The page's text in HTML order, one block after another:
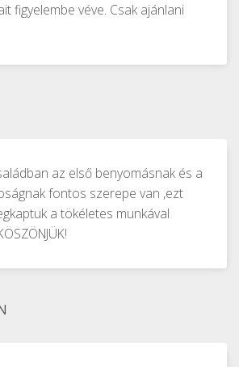
figyelembe véve. Csak ajánlani
az első benyomásnak és a
fontos szerepe van ,ezt
a tökéletes munkával